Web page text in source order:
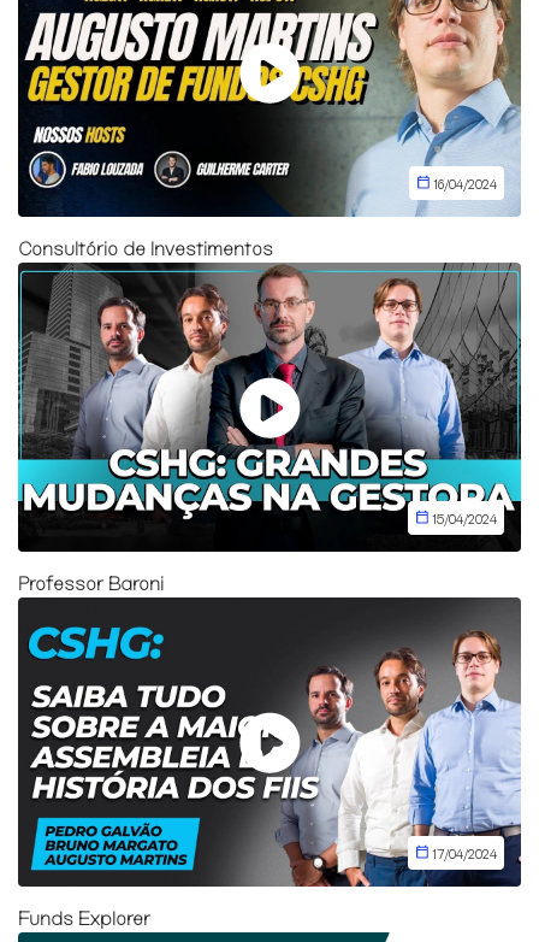
16/04/2024
Consultório de Investimentos
15/04/2024
Professor Baroni
17/04/2024
Funds Explorer